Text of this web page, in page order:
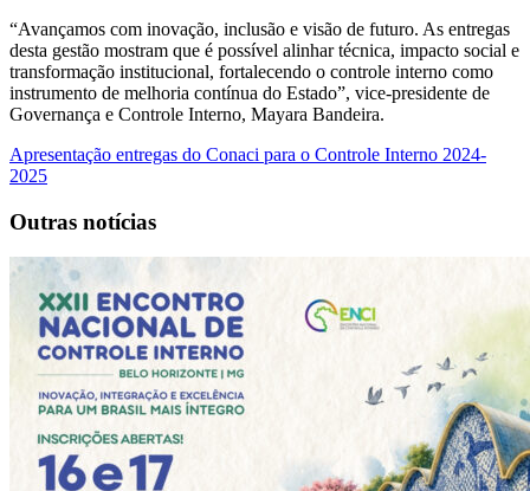
“Avançamos com inovação, inclusão e visão de futuro. As entregas
desta gestão mostram que é possível alinhar técnica, impacto social e
transformação institucional, fortalecendo o controle interno como
instrumento de melhoria contínua do Estado”, vice-presidente de
Governança e Controle Interno, Mayara Bandeira.
Apresentação entregas do Conaci para o Controle Interno 2024-
2025
Outras notícias